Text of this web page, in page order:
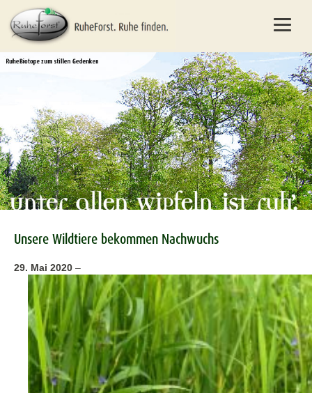
Unsere Wildtiere bekommen Nachwuchs
29. Mai 2020 –